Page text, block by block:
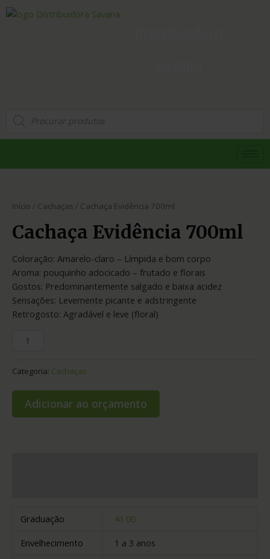
Início / Cachaças / Cachaça Evidência 700ml
Cachaça Evidência 700ml
Coloração: Amarelo-claro – Límpida e bom corpo
Aroma: pouquinho adocicado – frutado e florais
Gostos: Predominantemente salgado e baixa acidez
Sensações: Levemente picante e adstringente
Retrogosto: Agradável e leve (floral)
Categoria: Cachaças
Adicionar ao orçamento
Graduação
41.00
Envelhecimento
1 a 3 anos